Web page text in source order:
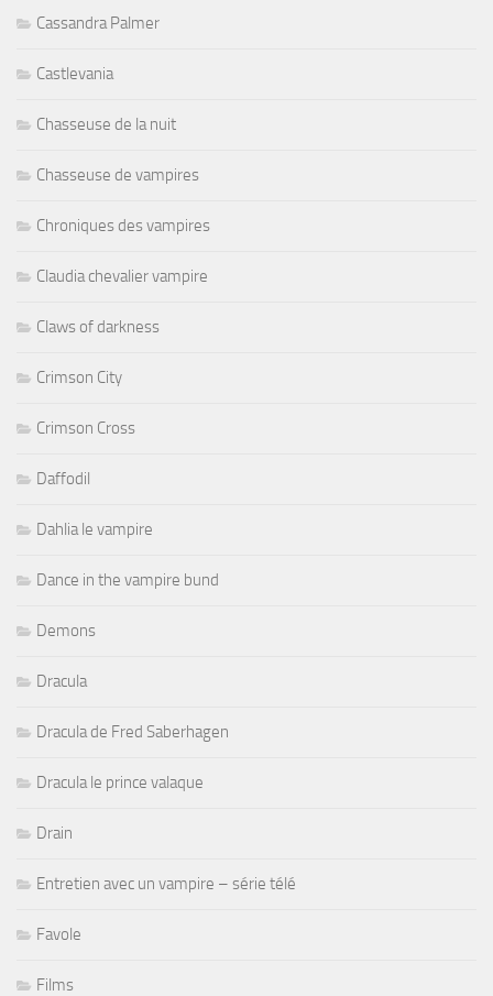
Cassandra Palmer
Castlevania
Chasseuse de la nuit
Chasseuse de vampires
Chroniques des vampires
Claudia chevalier vampire
Claws of darkness
Crimson City
Crimson Cross
Daffodil
Dahlia le vampire
Dance in the vampire bund
Demons
Dracula
Dracula de Fred Saberhagen
Dracula le prince valaque
Drain
Entretien avec un vampire – série télé
Favole
Films